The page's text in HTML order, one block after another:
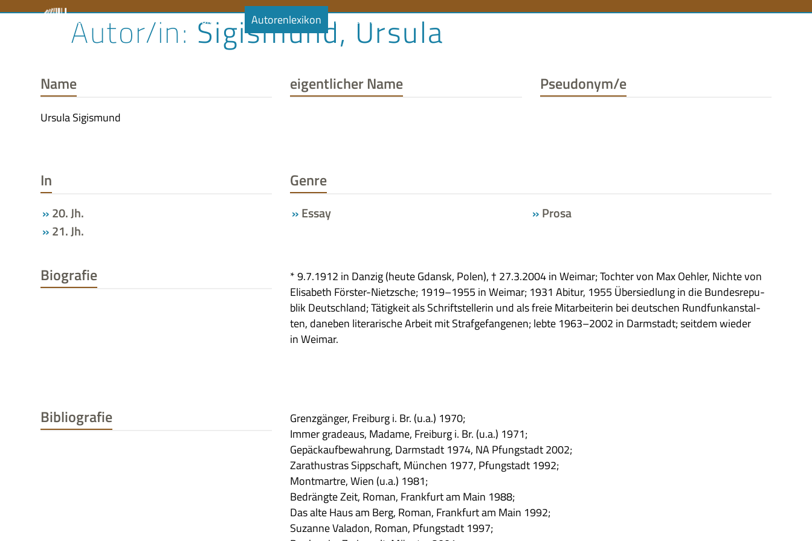
Literaturrat Audiobibliothek Autorenlexikon Literaturlandschaft
Sigismund, Ursula
Name
Ursula Sigismund
eigentlicher Name Pseudonym/e
In
20. Jh.
21. Jh.
Genre
Essay Prosa
Biografie
* 9.7.1912 in Dan­zig (heute Gdansk, Polen), † 27.3.2004 in Wei­mar; Toch­ter von Max Oeh­ler, Nichte von
Eli­sa­beth För­ster-Nietz­sche; 1919–1955 in Wei­mar; 1931 Abitur, 1955 Über­sied­lung in die Bun­des­re­pu­
blik Deutsch­land; Tätig­keit als Schrift­stel­le­rin und als freie Mit­ar­bei­te­rin bei deut­schen Rund­funk­an­stal­
ten, dane­ben lite­ra­ri­sche Arbeit mit Straf­ge­fan­ge­nen; lebte 1963–2002 in Darm­stadt; seit­dem wie­der
in Weimar.
Bibliografie
Grenz­gän­ger, Frei­burg i. Br. (u.a.) 1970;
Immer gra­de­aus, Madame, Frei­burg i. Br. (u.a.) 1971;
Gepäck­auf­be­wah­rung, Darm­stadt 1974, NA Pfungs­tadt 2002;
Zara­thu­stras Sipp­schaft, Mün­chen 1977, Pfungs­tadt 1992;
Mont­martre, Wien (u.a.) 1981;
Bedrängte Zeit, Roman, Frank­furt am Main 1988;
Das alte Haus am Berg, Roman, Frank­furt am Main 1992;
Suzanne Vala­don, Roman, Pfungs­tadt 1997;